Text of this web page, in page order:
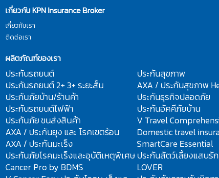
เกี่ยวกับ KPN Insurance Broker
เกี่ยวกับเรา
ติดต่อเรา
ผลิตภัณฑ์ของเรา
ประกันรถยนต์
ประกันสุขภาพ
ประกันรถยนต์ 2+ 3+ ระยะสั้น
AXA / ประกันสุขภาพ
ประกันภัยบ้าน/ร้านค้า
ประกันธุรกิจปลอดภัย
ประกันรถยนต์ไฟฟ้า
ประกันอัคคีภัยบ้าน
ประกันภัย ขนส่งสินค้า
V Travel
AXA / ประกันยุง และ โรคเขตร้อน
Domestic travel
AXA / ประกันมะเร็ง
SmartCare Essential
ประกันภัยโรคมะเร็งและอุบัติเหตุพิเศษ
Cancer Pro by BDMS
ประกันสัตว์เลี้ยงแสนรั
LOVER